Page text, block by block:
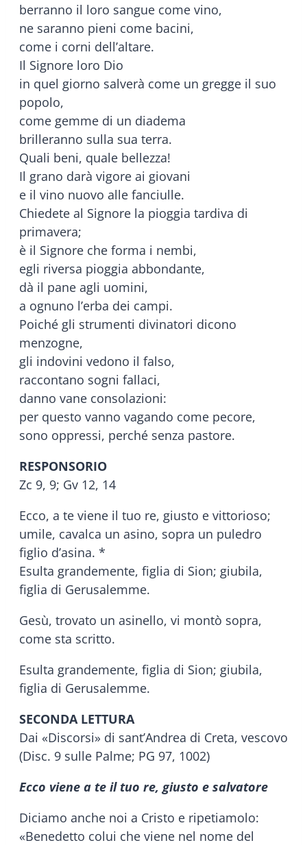
berranno il loro sangue come vino,
ne saranno pieni come bacini,
come i corni dell’altare.
Il Signore loro Dio
in quel giorno salverà come un gregge il suo
popolo,
come gemme di un diadema
brilleranno sulla sua terra.
Quali beni, quale bellezza!
Il grano darà vigore ai giovani
e il vino nuovo alle fanciulle.
Chiedete al Signore la pioggia tardiva di
primavera;
è il Signore che forma i nembi,
egli riversa pioggia abbondante,
dà il pane agli uomini,
a ognuno l’erba dei campi.
Poiché gli strumenti divinatori dicono
menzogne,
gli indovini vedono il falso,
raccontano sogni fallaci,
danno vane consolazioni:
per questo vanno vagando come pecore,
sono oppressi, perché senza pastore.
RESPONSORIO
Zc 9, 9; Gv 12, 14
Ecco, a te viene il tuo re, giusto e vittorioso;
umile, cavalca un asino, sopra un puledro
figlio d’asina. *
Esulta grandemente, figlia di Sion; giubila,
figlia di Gerusalemme.
Gesù, trovato un asinello, vi montò sopra,
come sta scritto.
Esulta grandemente, figlia di Sion; giubila,
figlia di Gerusalemme.
SECONDA LETTURA
Dai «Discorsi» di sant’Andrea di Creta, vescovo
(Disc. 9 sulle Palme; PG 97, 1002)
Ecco viene a te il tuo re, giusto e salvatore
Diciamo anche noi a Cristo e ripetiamolo:
«Benedetto colui che viene nel nome del